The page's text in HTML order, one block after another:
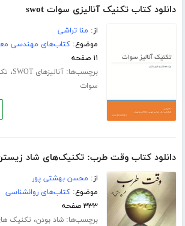
دانلود کتاب تکنیک آنالیزی سوات swot
از: منا تراشی
موضوع:کتاب‌های مهندسی
۱۱ صفحه
برچسب‌ها:آنالیزهای SWOT ،
سوات
دانلود کتاب وقت طرب: تکنیک‌های شاد
از: محسن بهشتی پور
موضوع:کتاب‌های روانشناسی
۳۳۳ صفحه
برچسب‌ها:شاد بودن، تکنیک